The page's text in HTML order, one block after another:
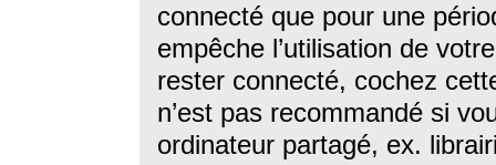
connecté que pour une
empêche l’utilisation de
rester connecté, cochez
n’est pas recommandé si
ordinateur partagé, ex.